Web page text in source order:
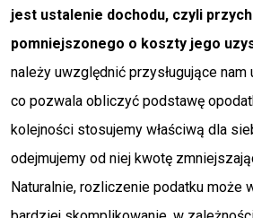
jest ustalenie dochodu, czyli
pomniejszonego o koszty jego
należy uwzględnić przysługujące
co pozwala obliczyć podstawę
kolejności stosujemy właściwą dla
odejmujemy od niej kwotę
Naturalnie, rozliczenie podatku może